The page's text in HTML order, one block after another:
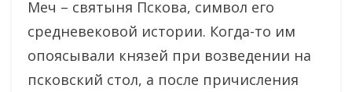
Меч – святыня Пскова, символ его
средневековой истории. Когда-то им
опоясывали князей при возведении на
псковский стол, а после причисления